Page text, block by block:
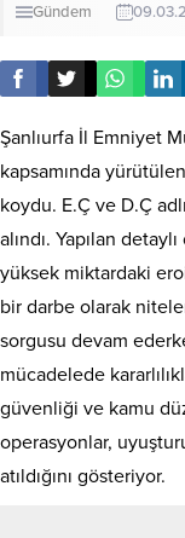
Gündem
Şanlıurfa İl Emniyet
kapsamında
koydu. E.Ç ve D.Ç
alındı. Yapılan
yüksek miktardaki
bir darbe olarak
sorgusu devam
mücadelede
güvenliği ve kamu
operasyonlar,
atıldığını gösteriyor.